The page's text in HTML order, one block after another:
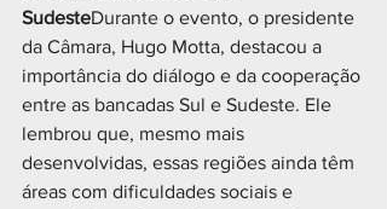
SudesteDurante o evento, o presidente
da Câmara, Hugo Motta, destacou a
importância do diálogo e da cooperação
entre as bancadas Sul e Sudeste. Ele
lembrou que, mesmo mais
desenvolvidas, essas regiões ainda têm
áreas com dificuldades sociais e